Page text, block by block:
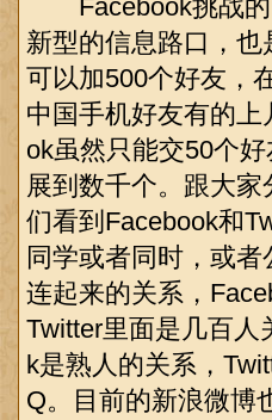
Facebook挑战的
新型的信息路口，
可以加500个好友，
中国手机好友有的
ok虽然只能交50个
展到数千个。跟大
们看到Facebook和
同学或者同时，或
连起来的关系，
Twitter里面是几百人
k是熟人的关系，
Q。目前的新浪微博